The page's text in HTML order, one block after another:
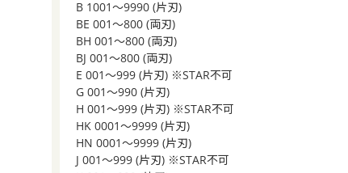
B 1001～9990 (片刃)
BE 001～800 (両刃)
BH 001～800 (両刃)
BJ 001～800 (両刃)
E 001～999 (片刃) ※STAR不可
G 001～990 (片刃)
H 001～999 (片刃) ※STAR不可
HK 0001～9999 (片刃)
HN 0001～9999 (片刃)
J 001～999 (片刃) ※STAR不可